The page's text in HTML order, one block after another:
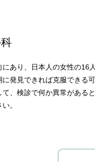
あり、日本人の女性の16
発見できれば克服できる
、検診で何か異常がある
。